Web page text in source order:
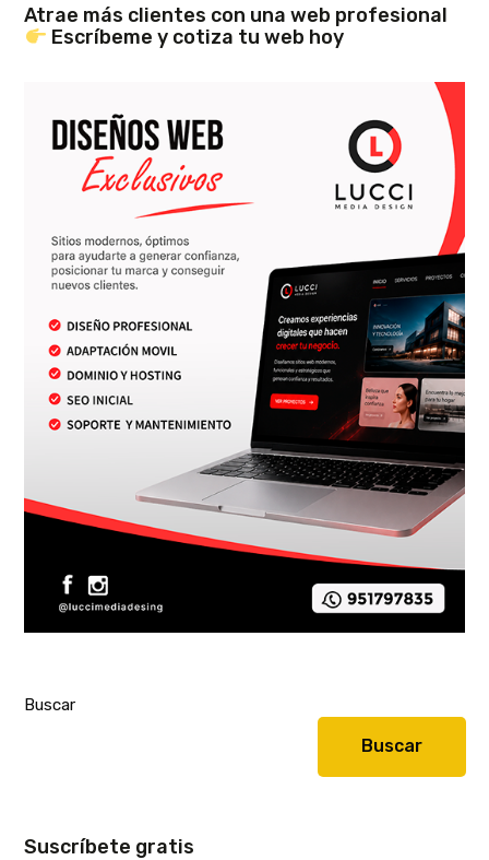
Atrae más clientes con una web profesional
Escríbeme y cotiza tu web hoy
Buscar
Buscar
Suscríbete gratis